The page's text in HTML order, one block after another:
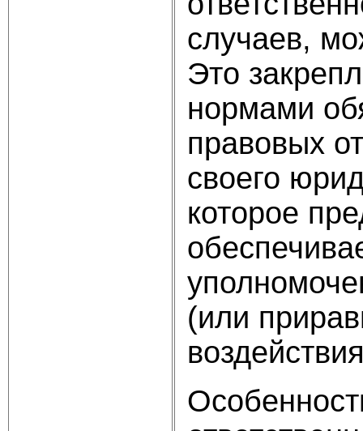
случаев,
Это
нормами
правовых
своего
которое
(или